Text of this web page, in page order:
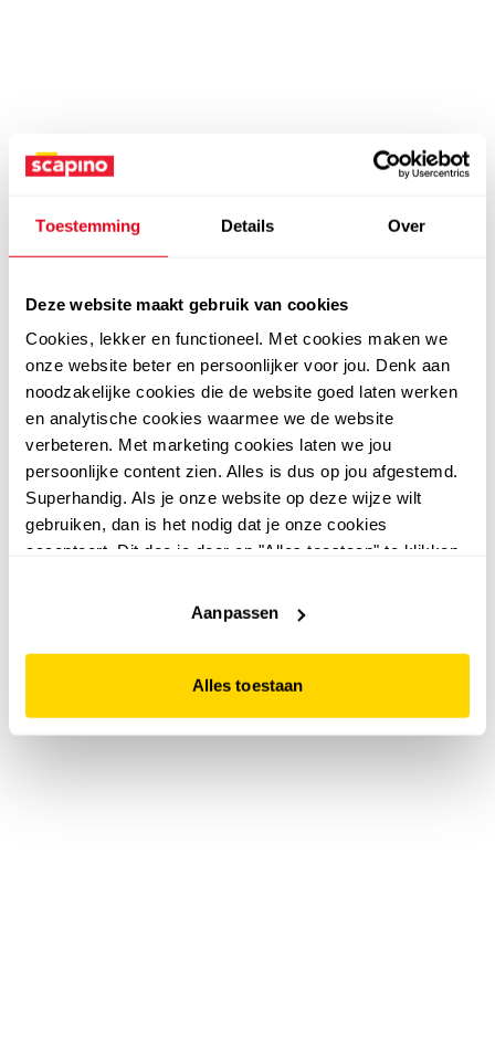
Toestemming Details Over
Deze website maakt gebruik van cookies
Cookies, lekker en functioneel. Met cookies maken we
onze website beter en persoonlijker voor jou. Denk aan
noodzakelijke cookies die de website goed laten werken
en analytische cookies waarmee we de website
verbeteren. Met marketing cookies laten we jou
persoonlijke content zien. Alles is dus op jou afgestemd.
Superhandig. Als je onze website op deze wijze wilt
gebruiken, dan is het nodig dat je onze cookies
accepteert. Dit doe je door op "Alles toestaan" te klikken.
website niet optimaal functioneert.
Aanpassen
Alles toestaan